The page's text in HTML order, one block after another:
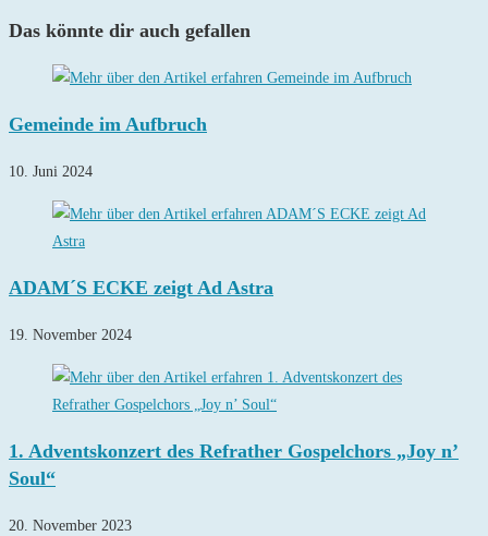
Das könnte dir auch gefallen
Gemeinde im Aufbruch
10. Juni 2024
ADAM´S ECKE zeigt Ad Astra
19. November 2024
1. Adventskonzert des Refrather Gospelchors „Joy n’
Soul“
20. November 2023